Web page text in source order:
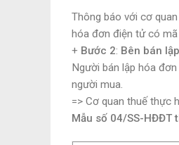
Thông báo với cơ
hóa đơn điện tử có
+ Bước 2: Bên bán
Người bán lập hóa
người mua.
=> Cơ quan thuế thực
Mẫu số 04/SS-HĐĐT